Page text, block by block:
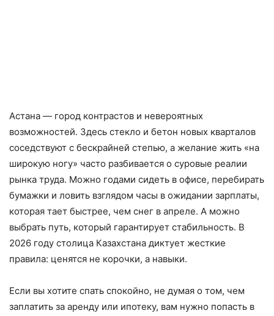
Астана — город контрастов и невероятных
возможностей. Здесь стекло и бетон новых кварталов
соседствуют с бескрайней степью, а желание жить «на
широкую ногу» часто разбивается о суровые реалии
рынка труда. Можно годами сидеть в офисе, перебирать
бумажки и ловить взглядом часы в ожидании зарплаты,
которая тает быстрее, чем снег в апреле. А можно
выбрать путь, который гарантирует стабильность. В
2026 году столица Казахстана диктует жесткие
правила: ценятся не корочки, а навыки.
Если вы хотите спать спокойно, не думая о том, чем
заплатить за аренду или ипотеку, вам нужно попасть в